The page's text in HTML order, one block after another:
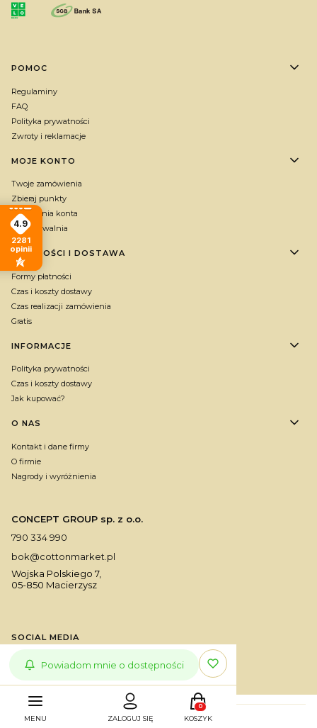
Linki w stopce
POMOC
Regulaminy
FAQ
Polityka prywatności
Zwroty i reklamacje
MOJE KONTO
Twoje zamówienia
Zbieraj punkty
Ustawienia konta
Przechowalnia
PŁATNOŚCI I DOSTAWA
Formy płatności
Czas i koszty dostawy
Czas realizacji zamówienia
Gratis
INFORMACJE
Polityka prywatności
Czas i koszty dostawy
Jak kupować?
O NAS
Kontakt i dane firmy
O firmie
Nagrody i wyróżnienia
CONCEPT GROUP sp. z o.o.
790 334 990
bok@cottonmarket.pl
Wojska Polskiego 7,
05-850 Macierzysz
SOCIAL MEDIA
Sklep internetowy Shoper Premium
Powiadom mnie o dostępności
MENU ZALOGUJ SIĘ
Produkty w koszyku: 0.
KOSZYK
4.9
2281
opinii